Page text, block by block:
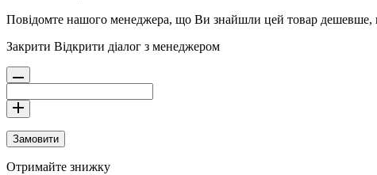
Повідомте нашого менеджера, що Ви знайшли цей товар
Закрити Відкрити діалог з менеджером
Замовити
Отримайте знижку